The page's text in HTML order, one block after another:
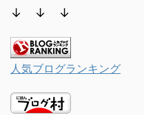
↓ ↓ ↓
人気ブログランキング